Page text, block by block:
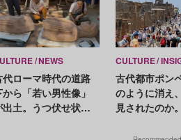
NEWS
代ローマ時代の道路
から「若い男性像」
出土。うつ伏せ状態
CULTURE
古代都市ポン
のように消え
見されたのか
解く